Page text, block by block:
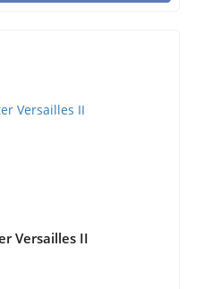
Versailles II